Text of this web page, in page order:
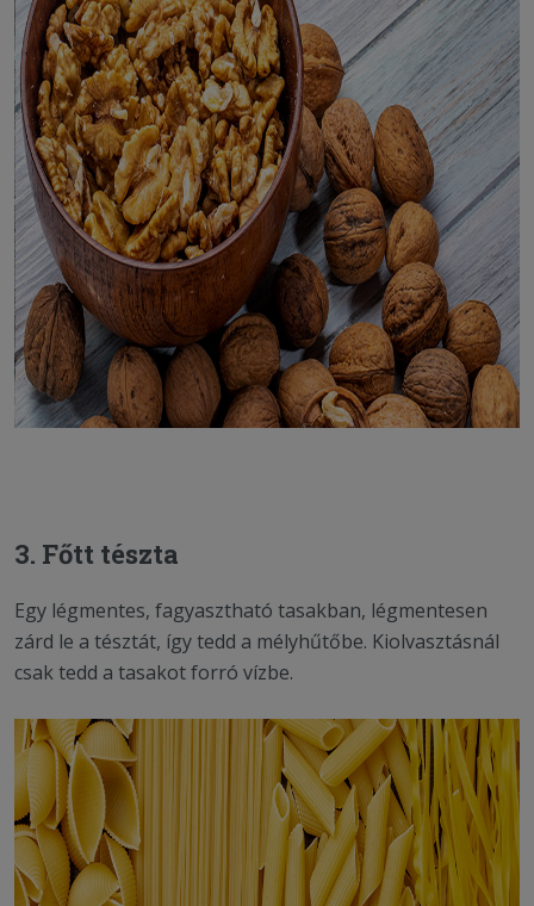
3. Főtt tészta
Egy légmentes, fagyasztható tasakban, légmentesen
zárd le a tésztát, így tedd a mélyhűtőbe. Kiolvasztásnál
csak tedd a tasakot forró vízbe.